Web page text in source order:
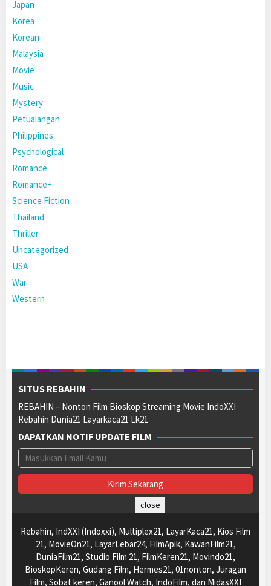
Japan
Korea
Korean
Malaysia
Movie
Music
Mystery
Petualangan
Philippines
Psychological
Romance
Romance+
Science Fiction
Thailand
Thriller
Uncategorized
USA
War
Western
SITUS REBAHIN
REBAHIN – Nonton Film Bioskop Streaming Movie IndoXXI
Rebahin Dunia21 Layarkaca21 Lk21
DAPATKAN NOTIF UPDATE FILM
Rebahin, IndXXI (Indoxxi), Multiplex21, LayarKaca21, Kios Film
21, MovieOn21, LayarLebar24, FilmApik, KawanFilm21,
DuniaFilm21, Studio Film 21, FilmKeren21, Movindo21,
BioskopKeren, Gudang Film, Hermes21, 01nonton, Juragan
Film, Sobat keren, Ganool Watch, IndoFilm, dan MidasXXI
close